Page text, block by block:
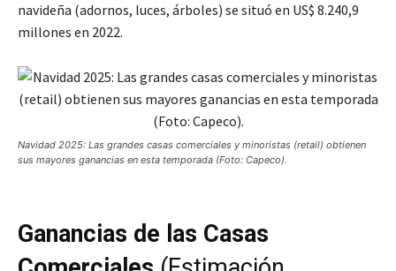
navideña (adornos, luces, árboles) se situó en US$ 8.240,9
millones en 2022.
Navidad 2025: Las grandes casas comerciales y minoristas (retail) obtienen
sus mayores ganancias en esta temporada (Foto: Capeco).
Ganancias de las Casas